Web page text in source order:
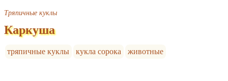
Тряпичные куклы
Каркуша
тряпичные куклы кукла сорока животные